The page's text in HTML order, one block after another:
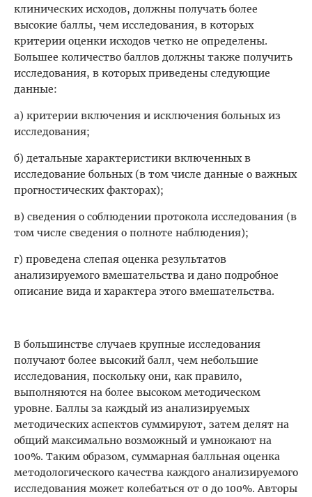
клинических исходов, должны получать более
высокие баллы, чем исследования, в которых
критерии оценки исходов четко не определены.
Большее количество баллов должны также получить
исследования, в которых приведены следующие
данные:
а) критерии включения и исключения больных из
исследования;
б) детальные характеристики включенных в
исследование больных (в том числе данные о важных
прогностических факторах);
в) сведения о соблюдении протокола исследования (в
том числе сведения о полноте наблюдения);
г) проведена слепая оценка результатов
анализируемого вмешательства и дано подробное
описание вида и характера этого вмешательства.
В большинстве случаев крупные исследования
получают более высокий балл, чем небольшие
исследования, поскольку они, как правило,
выполняются на более высоком методическом
уровне. Баллы за каждый из анализируемых
методических аспектов суммируют, затем делят на
общий максимально возможный и умножают на
100%. Таким образом, суммарная балльная оценка
методологического качества каждого анализируемого
исследования может колебаться от 0 до 100%. Авторы